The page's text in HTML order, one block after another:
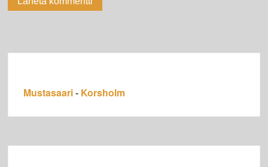
Mustasaari - Korsholm